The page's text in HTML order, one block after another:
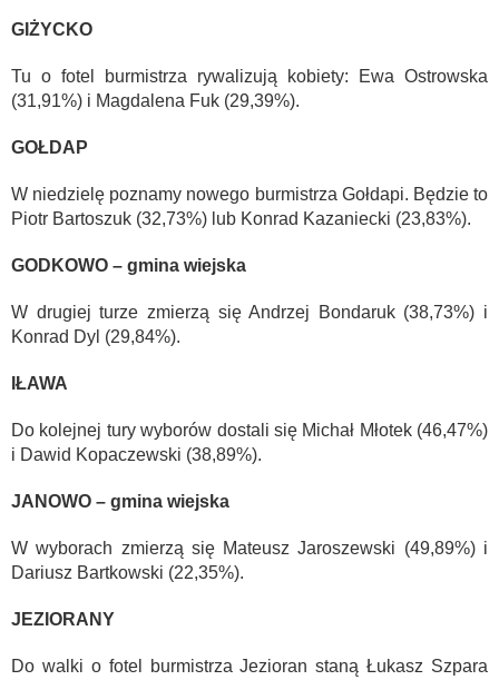
GIŻYCKO
Tu o fotel burmistrza rywalizują kobiety: Ewa Ostrowska
(31,91%) i Magdalena Fuk (29,39%).
GOŁDAP
W niedzielę poznamy nowego burmistrza Gołdapi. Będzie to
Piotr Bartoszuk (32,73%) lub Konrad Kazaniecki (23,83%).
GODKOWO – gmina wiejska
W drugiej turze zmierzą się Andrzej Bondaruk (38,73%) i
Konrad Dyl (29,84%).
IŁAWA
Do kolejnej tury wyborów dostali się Michał Młotek (46,47%)
i Dawid Kopaczewski (38,89%).
JANOWO – gmina wiejska
W wyborach zmierzą się Mateusz Jaroszewski (49,89%) i
Dariusz Bartkowski (22,35%).
JEZIORANY
Do walki o fotel burmistrza Jezioran staną Łukasz Szpara